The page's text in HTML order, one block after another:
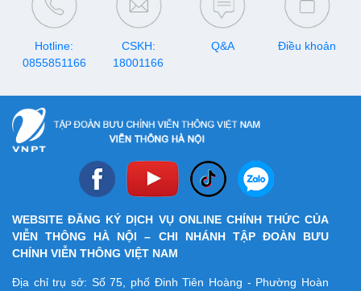
Hotline:
0855851166
CSKH:
18001166
Q&A Điều khoản
WEBSITE ĐĂNG KÝ DỊCH VỤ ONLINE CHÍNH THỨC CỦA
VIỄN THÔNG HÀ NỘI – CHI NHÁNH TẬP ĐOÀN BƯU
CHÍNH VIỄN THÔNG VIỆT NAM
Địa chỉ trụ sở: Số 75, phố Đinh Tiên Hoàng - Phường Hoàn